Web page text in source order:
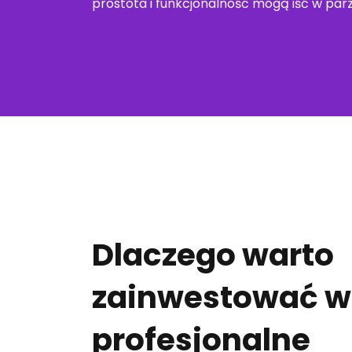
Dlaczego warto
zainwestować w
profesjonalne